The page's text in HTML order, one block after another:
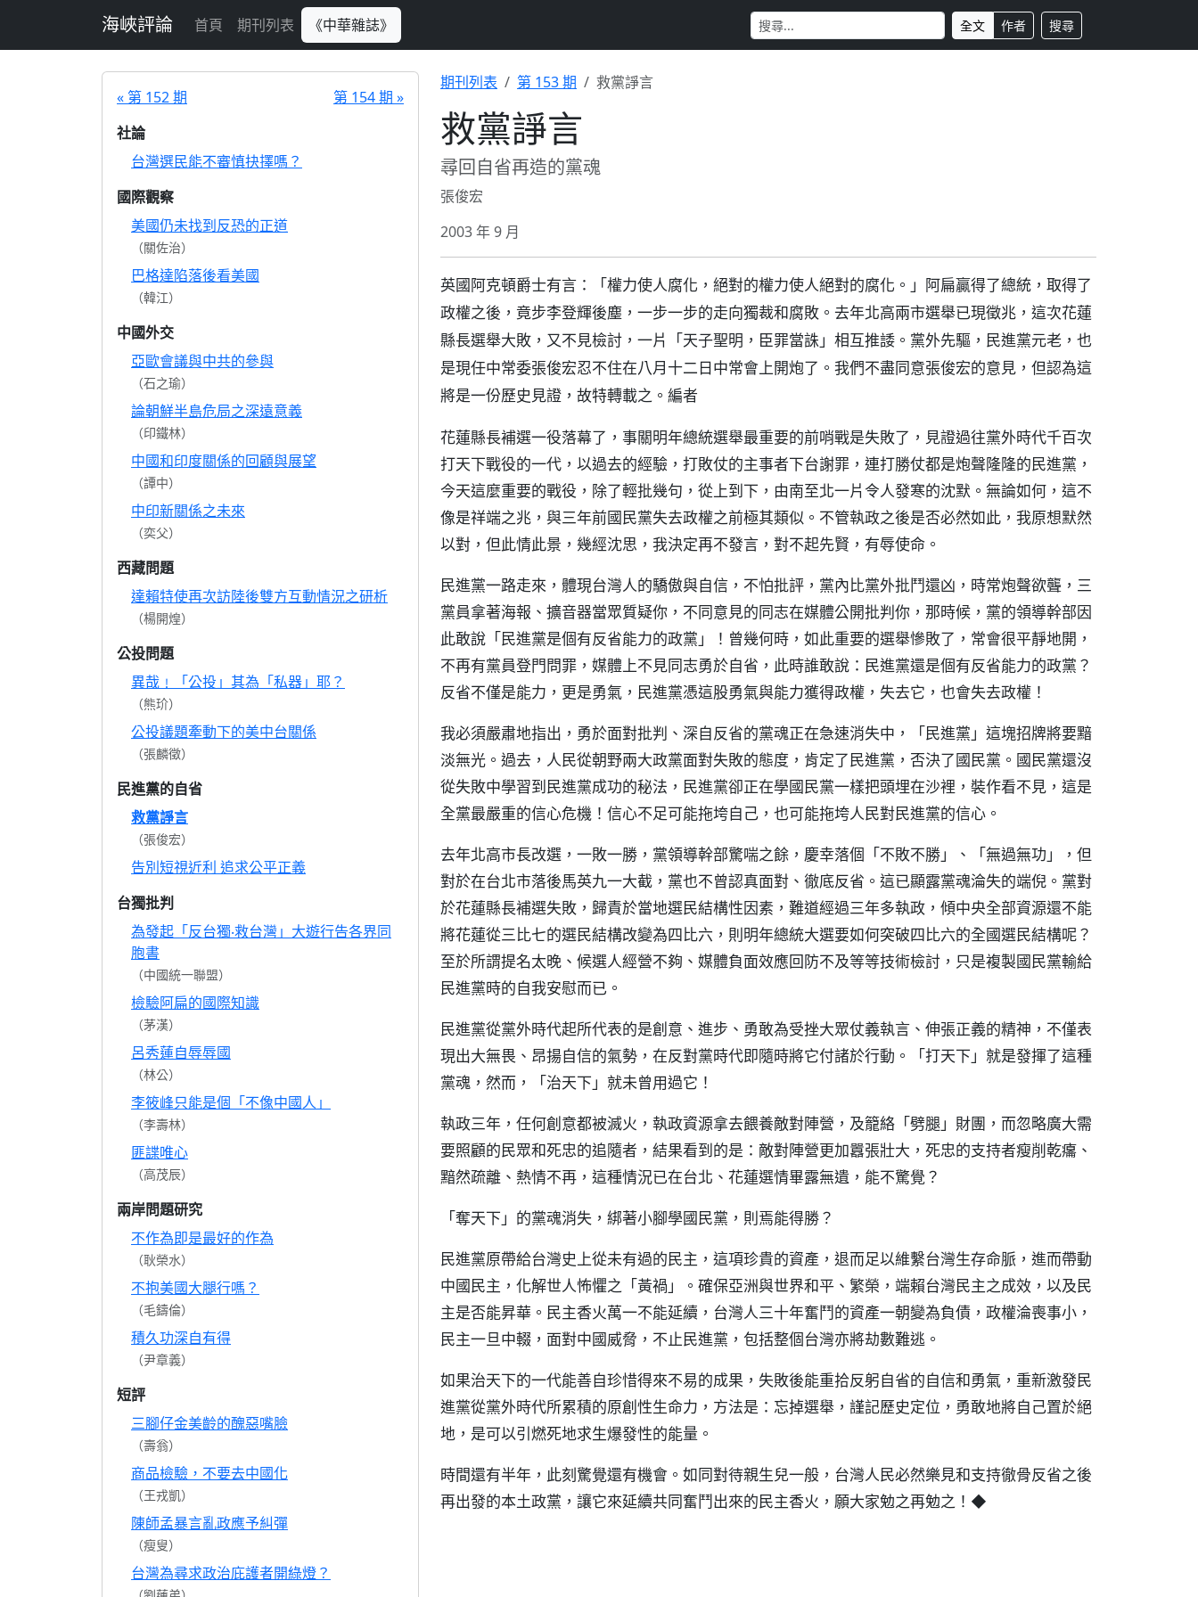
海峽評論 首頁 期刊列表 《中華雜誌》 全文 作者 搜尋
« 第 152 期
第 154 期 »
社論
台灣選民能不審慎抉擇嗎？
國際觀察
美國仍未找到反恐的正道
（關佐治）
巴格達陷落後看美國
（韓江）
中國外交
亞歐會議與中共的參與
（石之瑜）
論朝鮮半島危局之深遠意義
（印鐵林）
中國和印度關係的回顧與展望
（譚中）
中印新關係之未來
（奕父）
西藏問題
達賴特使再次訪陸後雙方互動情況之研析
（楊開煌）
公投問題
異哉﹗「公投」其為「私器」耶？
（熊玠）
公投議題牽動下的美中台關係
（張麟徵）
民進黨的自省
救黨諍言
（張俊宏）
告別短視近利 追求公平正義
台獨批判
為發起「反台獨‧救台灣」大遊行告各界同
胞書
（中國統一聯盟）
檢驗阿扁的國際知識
（茅漢）
呂秀蓮自辱辱國
（林公）
李筱峰只能是個「不像中國人」
（李壽林）
匪諜唯心
（高茂辰）
兩岸問題研究
不作為即是最好的作為
（耿榮水）
不抱美國大腿行嗎？
（毛鑄倫）
積久功深自有得
（尹章義）
短評
三腳仔金美齡的醜惡嘴臉
（壽翁）
商品檢驗，不要去中國化
（王戎凱）
陳師孟暴言亂政應予糾彈
（瘦叟）
台灣為尋求政治庇護者開綠燈？
期刊列表 第 153 期 救黨諍言
救黨諍言
尋回自省再造的黨魂
張俊宏
2003 年 9 月
英國阿克頓爵士有言：「權力使人腐化，絕對的權力使人絕對的腐化。」阿扁贏得了總統，取得了
政權之後，竟步李登輝後塵，一步一步的走向獨裁和腐敗。去年北高兩市選舉已現徵兆，這次花蓮
縣長選舉大敗，又不見檢討，一片「天子聖明，臣罪當誅」相互推諉。黨外先驅，民進黨元老，也
是現任中常委張俊宏忍不住在八月十二日中常會上開炮了。我們不盡同意張俊宏的意見，但認為這
將是一份歷史見證，故特轉載之。編者
花蓮縣長補選一役落幕了，事關明年總統選舉最重要的前哨戰是失敗了，見證過往黨外時代千百次
打天下戰役的一代，以過去的經驗，打敗仗的主事者下台謝罪，連打勝仗都是炮聲隆隆的民進黨，
今天這麼重要的戰役，除了輕批幾句，從上到下，由南至北一片令人發寒的沈默。無論如何，這不
像是祥端之兆，與三年前國民黨失去政權之前極其類似。不管執政之後是否必然如此，我原想默然
以對，但此情此景，幾經沈思，我決定再不發言，對不起先賢，有辱使命。
民進黨一路走來，體現台灣人的驕傲與自信，不怕批評，黨內比黨外批鬥還凶，時常炮聲欲聾，三
黨員拿著海報、擴音器當眾質疑你，不同意見的同志在媒體公開批判你，那時候，黨的領導幹部因
此敢說「民進黨是個有反省能力的政黨」！曾幾何時，如此重要的選舉慘敗了，常會很平靜地開，
不再有黨員登門問罪，媒體上不見同志勇於自省，此時誰敢說：民進黨還是個有反省能力的政黨？
反省不僅是能力，更是勇氣，民進黨憑這股勇氣與能力獲得政權，失去它，也會失去政權！
我必須嚴肅地指出，勇於面對批判、深自反省的黨魂正在急速消失中，「民進黨」這塊招牌將要黯
淡無光。過去，人民從朝野兩大政黨面對失敗的態度，肯定了民進黨，否決了國民黨。國民黨還沒
從失敗中學習到民進黨成功的秘法，民進黨卻正在學國民黨一樣把頭埋在沙裡，裝作看不見，這是
全黨最嚴重的信心危機！信心不足可能拖垮自己，也可能拖垮人民對民進黨的信心。
去年北高市長改選，一敗一勝，黨領導幹部驚喘之餘，慶幸落個「不敗不勝」、「無過無功」，但
對於在台北市落後馬英九一大截，黨也不曾認真面對、徹底反省。這已顯露黨魂淪失的端倪。黨對
於花蓮縣長補選失敗，歸責於當地選民結構性因素，難道經過三年多執政，傾中央全部資源還不能
將花蓮從三比七的選民結構改變為四比六，則明年總統大選要如何突破四比六的全國選民結構呢？
至於所謂提名太晚、候選人經營不夠、媒體負面效應回防不及等等技術檢討，只是複製國民黨輸給
民進黨時的自我安慰而已。
民進黨從黨外時代起所代表的是創意、進步、勇敢為受挫大眾仗義執言、伸張正義的精神，不僅表
現出大無畏、昂揚自信的氣勢，在反對黨時代即隨時將它付諸於行動。「打天下」就是發揮了這種
黨魂，然而，「治天下」就未曾用過它！
執政三年，任何創意都被滅火，執政資源拿去餵養敵對陣營，及籠絡「劈腿」財團，而忽略廣大需
要照顧的民眾和死忠的追隨者，結果看到的是：敵對陣營更加囂張壯大，死忠的支持者瘦削乾癟、
黯然疏離、熱情不再，這種情況已在台北、花蓮選情畢露無遺，能不驚覺？
「奪天下」的黨魂消失，綁著小腳學國民黨，則焉能得勝？
民進黨原帶給台灣史上從未有過的民主，這項珍貴的資產，退而足以維繫台灣生存命脈，進而帶動
中國民主，化解世人怖懼之「黃禍」。確保亞洲與世界和平、繁榮，端賴台灣民主之成效，以及民
主是否能昇華。民主香火萬一不能延續，台灣人三十年奮鬥的資產一朝變為負債，政權淪喪事小，
民主一旦中輟，面對中國威脅，不止民進黨，包括整個台灣亦將劫數難逃。
如果治天下的一代能善自珍惜得來不易的成果，失敗後能重拾反躬自省的自信和勇氣，重新激發民
進黨從黨外時代所累積的原創性生命力，方法是：忘掉選舉，謹記歷史定位，勇敢地將自己置於絕
地，是可以引燃死地求生爆發性的能量。
時間還有半年，此刻驚覺還有機會。如同對待親生兒一般，台灣人民必然樂見和支持徹骨反省之後
再出發的本土政黨，讓它來延續共同奮鬥出來的民主香火，願大家勉之再勉之！◆